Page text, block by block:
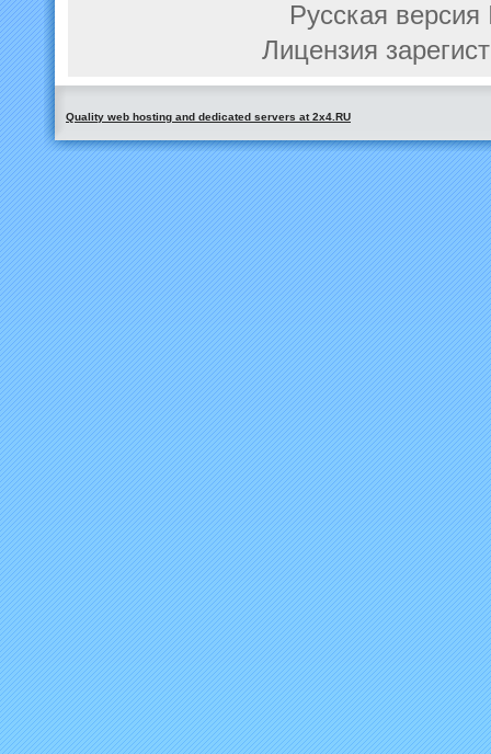
Русская
Лицензия
Quality web hosting and dedicated servers at 2x4.RU